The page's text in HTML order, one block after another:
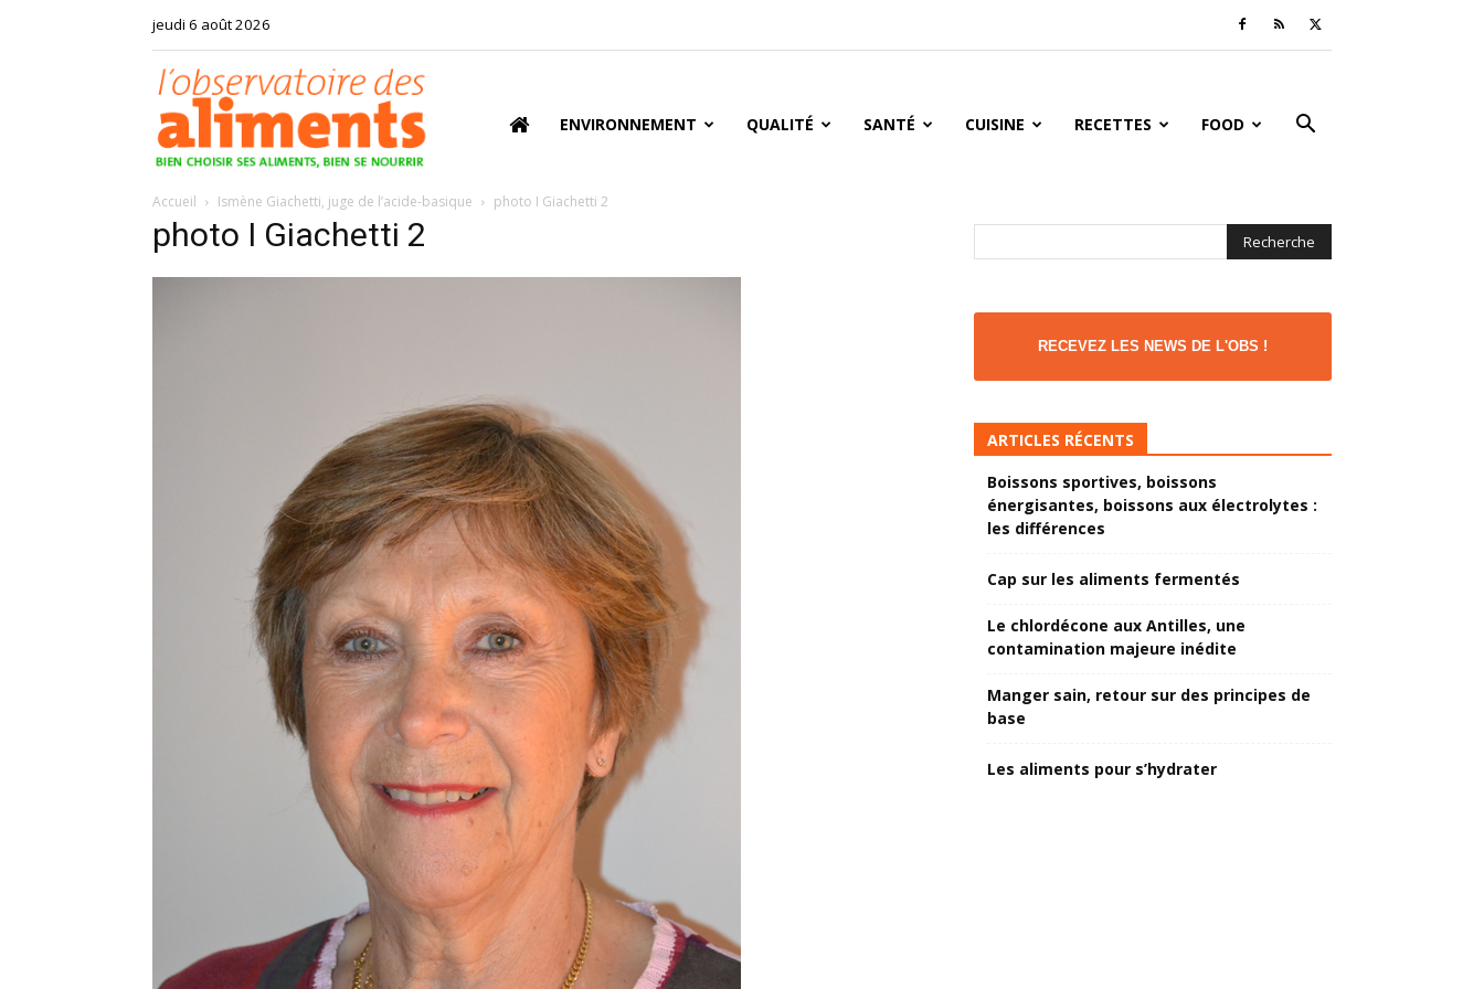
jeudi 6 août 2026
ENVIRONNEMENT QUALITÉ SANTÉ CUISINE RECETTES FOOD
Accueil Ismène Giachetti, juge de l’acide-basique photo I Giachetti 2
photo I Giachetti 2
RECEVEZ LES NEWS DE L'OBS !
ARTICLES RÉCENTS
Boissons sportives, boissons
énergisantes, boissons aux électrolytes :
les différences
Cap sur les aliments fermentés
Le chlordécone aux Antilles, une
contamination majeure inédite
Manger sain, retour sur des principes de
base
Les aliments pour s’hydrater